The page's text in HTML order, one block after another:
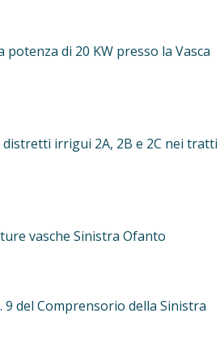
di 20 KW presso la Vasca
irrigui 2A, 2B e 2C nei tratti
vasche Sinistra Ofanto
del Comprensorio della Sinistra